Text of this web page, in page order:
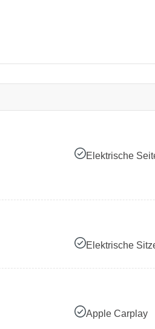
Elektrische
Elektrische
Apple Carplay